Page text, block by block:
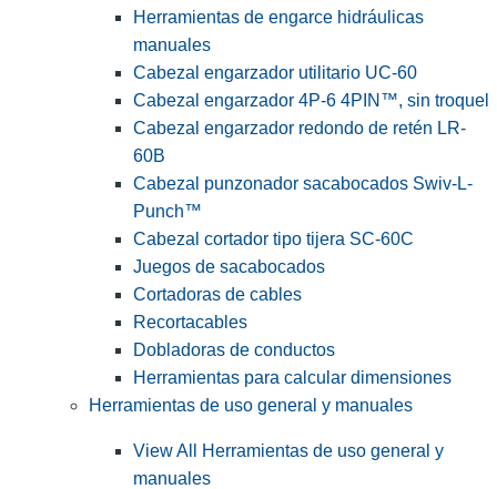
Herramientas de engarce hidráulicas
manuales
Cabezal engarzador utilitario UC-60
Cabezal engarzador 4P-6 4PIN™, sin troquel
Cabezal engarzador redondo de retén LR-
60B
Cabezal punzonador sacabocados Swiv-L-
Punch™
Cabezal cortador tipo tijera SC-60C
Juegos de sacabocados
Cortadoras de cables
Recortacables
Dobladoras de conductos
Herramientas para calcular dimensiones
Herramientas de uso general y manuales
View All Herramientas de uso general y
manuales